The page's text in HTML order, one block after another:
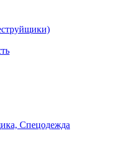
Спецодежда